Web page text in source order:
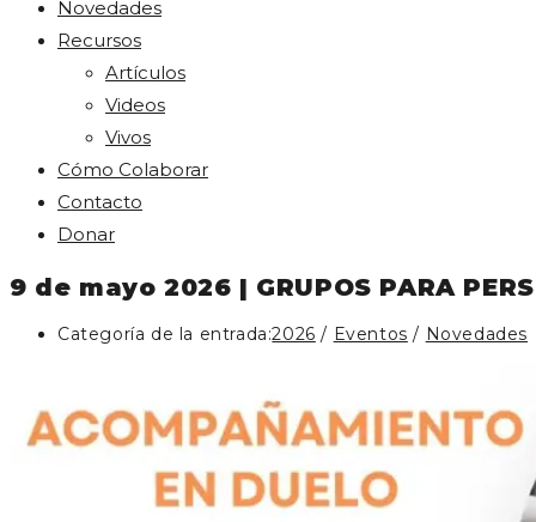
Novedades
Recursos
Artículos
Videos
Vivos
Cómo Colaborar
Contacto
Donar
9 de mayo 2026 | GRUPOS PARA
Categoría de la entrada:2026 / Eventos / Novedades